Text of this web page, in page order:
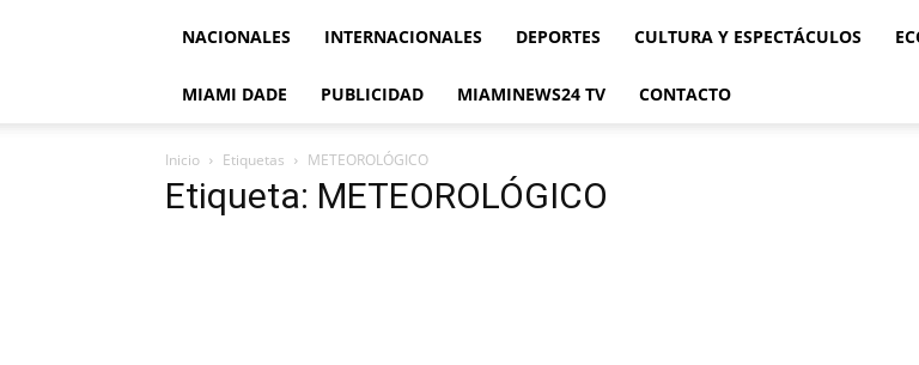
NACIONALES INTERNACIONALES DEPORTES CULTURA Y ESPECTÁCULOS
MIAMI DADE PUBLICIDAD MIAMINEWS24 TV CONTACTO
Inicio Etiquetas METEOROLÓGICO
Etiqueta: METEOROLÓGICO